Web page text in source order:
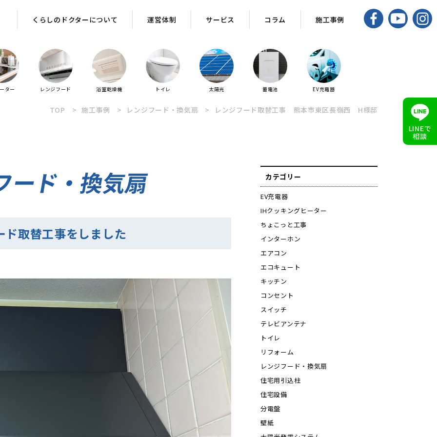
くらしのドクターについて 運営体制 サービス コラム 施工事例
ター レンジフード 浴室乾燥機 トイレ 太陽光 蓄電池 EV充電器
TOP 施工事例 レンジフード・換気扇 レンジフード取替工事 熊本市東区長嶺西 H様邸
ード・換気扇
ド取替工事をしました
カテゴリー
EV充電器
IHクッキングヒーター
ちょこっと工事
インターホン
エアコン
エコキュート
キッチン
コンセント
スイッチ
テレビアンテナ
トイレ
リフォーム
レンジフード・換気扇
住宅用引込柱
住宅設備
分電盤
壁紙
LINEで
相談